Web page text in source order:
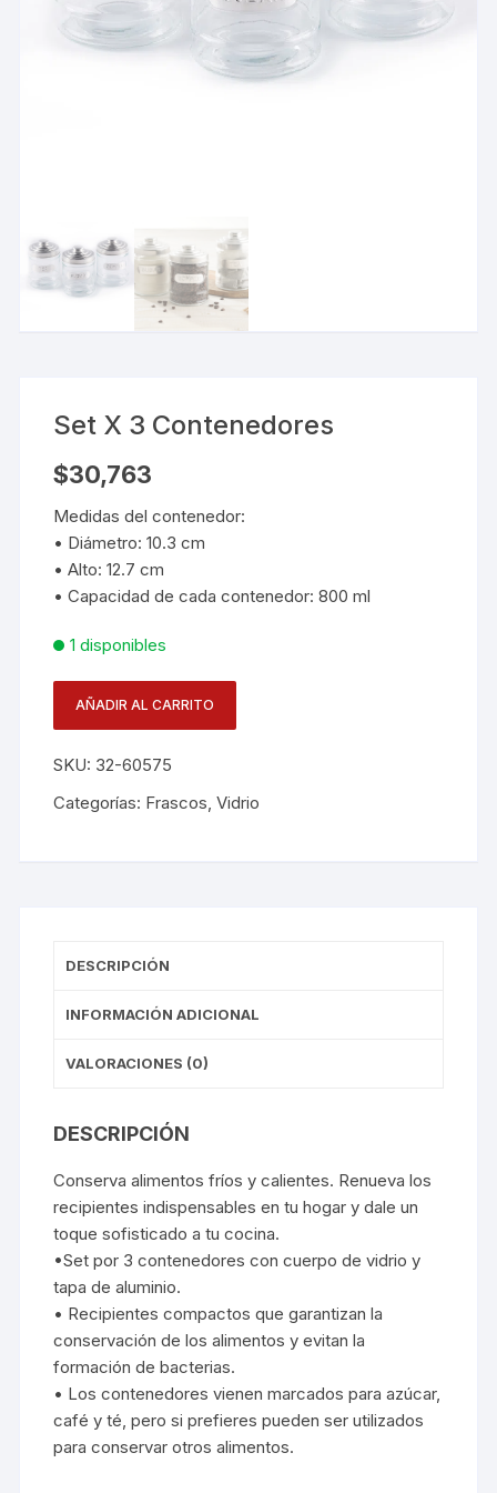
Set X 3 Contenedores
$30,763
Medidas del contenedor:
• Diámetro: 10.3 cm
• Alto: 12.7 cm
• Capacidad de cada contenedor: 800 ml
1 disponibles
Set
3
Contenedores
AÑADIR AL CARRITO
SKU: 32-60575
Categorías: Frascos ,Vidrio
DESCRIPCIÓN
INFORMACIÓN ADICIONAL
VALORACIONES (0)
DESCRIPCIÓN
Conserva alimentos fríos y calientes. Renueva los
recipientes indispensables en tu hogar y dale un
toque sofisticado a tu cocina.
•Set por 3 contenedores con cuerpo de vidrio y
tapa de aluminio.
• Recipientes compactos que garantizan la
conservación de los alimentos y evitan la
formación de bacterias.
• Los contenedores vienen marcados para azúcar,
café y té, pero si prefieres pueden ser utilizados
para conservar otros alimentos.